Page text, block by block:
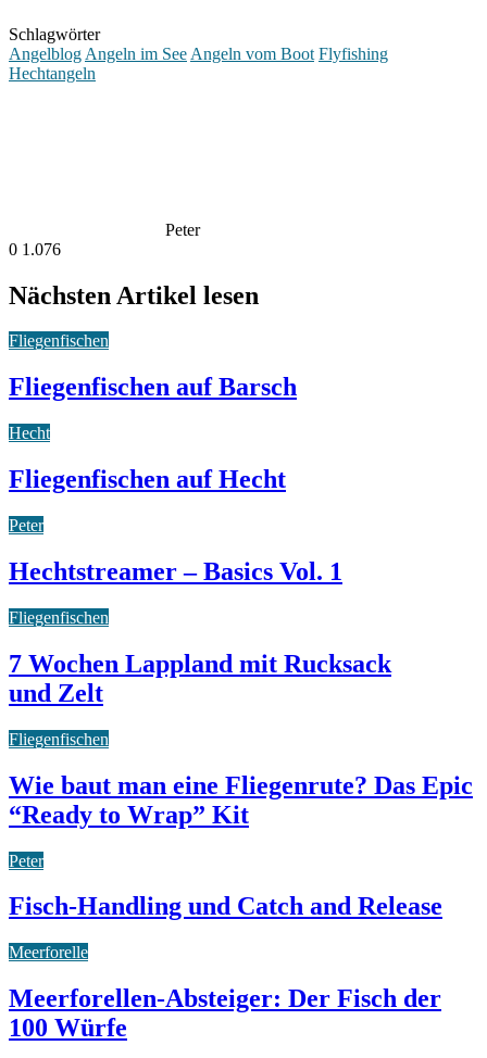
Schlagwörter
Angelblog Angeln im See Angeln vom Boot Flyfishing
Hechtangeln
Peter
0 1.076
Nächsten Artikel lesen
Fliegenfischen
Fliegenfischen auf Barsch
Hecht
Fliegenfischen auf Hecht
Peter
Hechtstreamer – Basics Vol. 1
Fliegenfischen
7 Wochen Lappland mit Rucksack
und Zelt
Fliegenfischen
Wie baut man eine Fliegenrute? Das Epic
“Ready to Wrap” Kit
Peter
Fisch-Handling und Catch and Release
Meerforelle
Meerforellen-Absteiger: Der Fisch der
100 Würfe